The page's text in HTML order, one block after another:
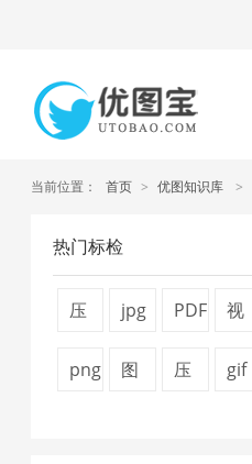
当前位置： 首页 > 优图知识库 >
热门标检
压
jpg
PDF
视
png
图
压
gif